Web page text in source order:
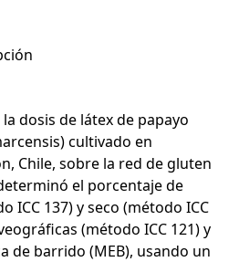
dosis de látex de papayo
cultivado en
Chile, sobre la red de gluten
el porcentaje de
ICC 137) y seco (método ICC
(método ICC 121) y
de barrido (MEB), usando un